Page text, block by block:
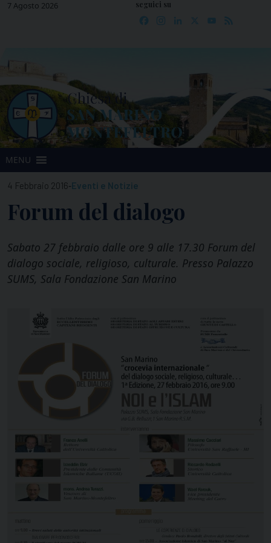
Skip7 Agosto 2026 seguici su
Facebook
Instagram
LinkedIn YouTube
MENU
4 Febbraio 2016-Eventi e Notizie
Forum del dialogo
Sabato 27 febbraio dalle ore 9 alle 17.30 Forum del
dialogo sociale, religioso, culturale. Presso Palazzo
SUMS, Sala Fondazione San Marino